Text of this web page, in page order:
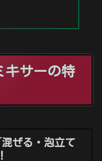
キサーの特
混ぜる・泡立て